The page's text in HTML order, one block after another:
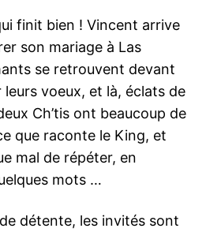
finit bien ! Vincent arrive
son mariage à Las
se retrouvent devant
voeux, et là, éclats de
Ch’tis ont beaucoup de
que raconte le King, et
mal de répéter, en
mots …
détente, les invités sont